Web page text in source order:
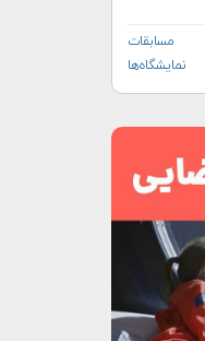
مسابقات
نمایشگاه‌ها